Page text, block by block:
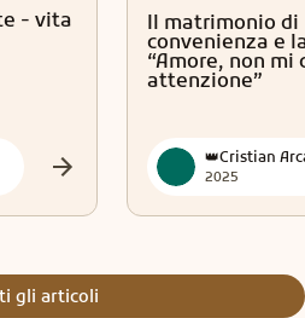
sembrava radicato. Non è un
lo vivono con malinconia,
la porta di una casa in cui si è
che dietro quella porta c’è
periodo, le
essere più intense: ricordi che
È come quando si riordina
sembra tutto in disordine,
- vita
Il matrimonio di
convenienza e
“Amore, non mi
attenzione”
2025
gli articoli